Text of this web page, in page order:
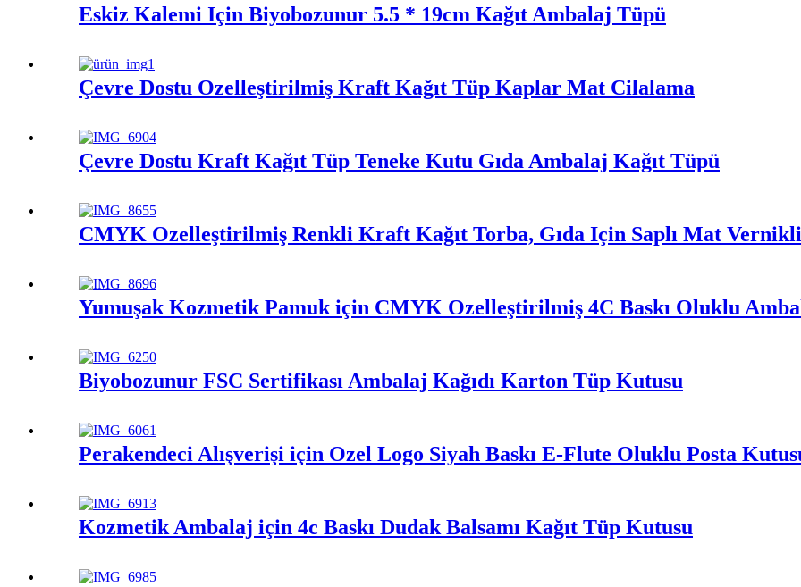
Eskiz Kalemi İçin Biyobozunur 5.5 * 19cm Kağıt Ambalaj Tüpü
Çevre Dostu Özelleştirilmiş Kraft Kağıt Tüp Kaplar Mat Cilalama
Çevre Dostu Kraft Kağıt Tüp Teneke Kutu Gıda Ambalaj Kağıt Tüpü
CMYK Özelleştirilmiş Renkli Kraft Kağıt Torba, Gıda İçin Saplı Mat Vernikli
Yumuşak Kozmetik Pamuk için CMYK Özelleştirilmiş 4C Baskı Oluklu
Biyobozunur FSC Sertifikası Ambalaj Kağıdı Karton Tüp Kutusu
Perakendeci Alışverişi için Özel Logo Siyah Baskı E-Flute Oluklu Posta
Kozmetik Ambalaj için 4c Baskı Dudak Balsamı Kağıt Tüp Kutusu